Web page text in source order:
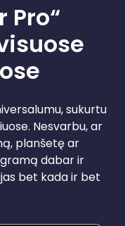
Pro“
sukurtu
Nesvarbu, ar
planšetę ar
dabar ir
bet kada ir bet